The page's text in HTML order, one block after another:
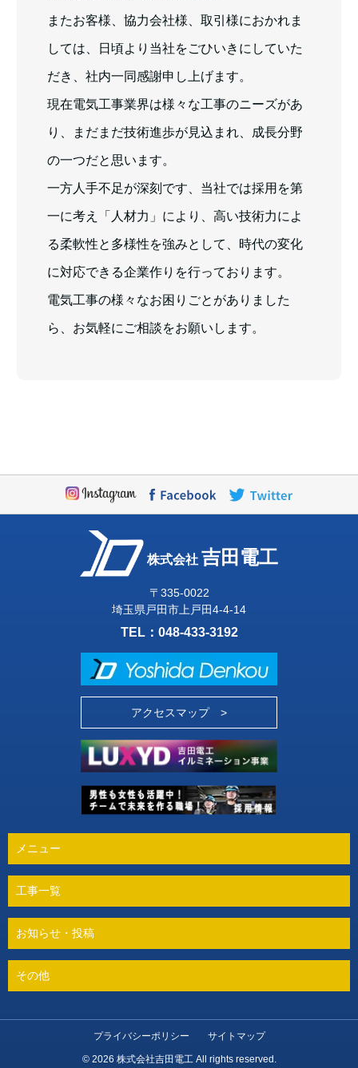
またお客様、協力会社様、取引様におかれま
しては、日頃より当社をごひいきにしていた
だき、社内一同感謝申し上げます。
現在電気工事業界は様々な工事のニーズがあ
り、まだまだ技術進歩が見込まれ、成長分野
の一つだと思います。
一方人手不足が深刻です、当社では採用を第
一に考え「人材力」により、高い技術力によ
る柔軟性と多様性を強みとして、時代の変化
に対応できる企業作りを行っております。
電気工事の様々なお困りごとがありました
ら、お気軽にご相談をお願いします。
株式会社 吉田電工
〒335-0022
埼玉県戸田市上戸田4-4-14
TEL： 048-433-3192
アクセスマップ >
メニュー
工事一覧
お知らせ・投稿
その他
プライバシーポリシー サイトマップ
© 2026 株式会社吉田電工 All rights reserved.